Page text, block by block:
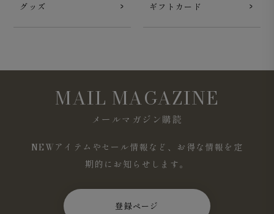
グッズ ギフトカード
MAIL MAGAZINE
メールマガジン購読
NEWアイテムやセール情報など、お得な情報を定
期的にお知らせします。
登録ページ